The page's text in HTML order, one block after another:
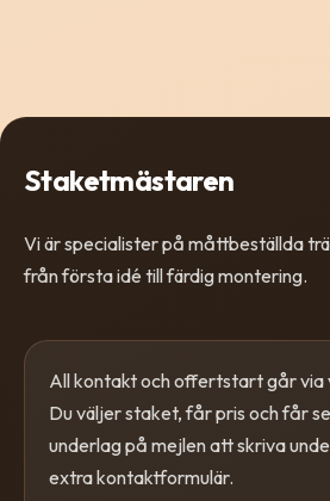
Staketmästaren
Vi är specialister på måttbeställda
från första idé till färdig montering.
All kontakt och offertstart går
Du väljer staket, får pris och får
underlag på mejlen att skriva
extra kontaktformulär.